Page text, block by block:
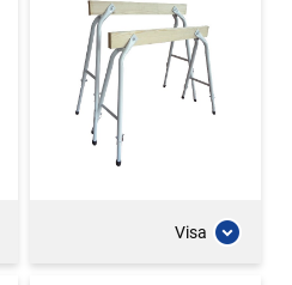
Visa